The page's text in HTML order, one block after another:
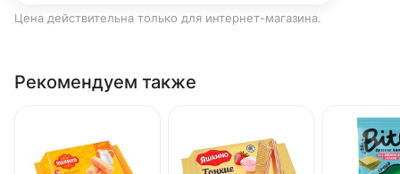
Цена действительна только для интернет-магазина.
Рекомендуем также